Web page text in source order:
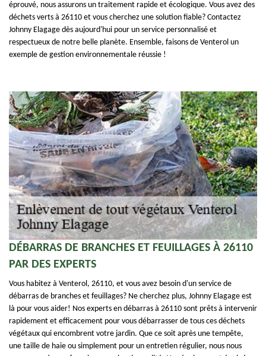
éprouvé, nous assurons un traitement rapide et écologique. Vous avez des
déchets verts à 26110 et vous cherchez une solution fiable? Contactez
Johnny Elagage dès aujourd'hui pour un service personnalisé et
respectueux de notre belle planète. Ensemble, faisons de Venterol un
exemple de gestion environnementale réussie !
DÉBARRAS DE BRANCHES ET FEUILLAGES À 26110
PAR DES EXPERTS
Vous habitez à Venterol, 26110, et vous avez besoin d'un service de
débarras de branches et feuillages? Ne cherchez plus, Johnny Elagage est
là pour vous aider! Nos experts en débarras à 26110 sont prêts à intervenir
rapidement et efficacement pour vous débarrasser de tous ces déchets
végétaux qui encombrent votre jardin. Que ce soit après une tempête,
une taille de haie ou simplement pour un entretien régulier, nous nous